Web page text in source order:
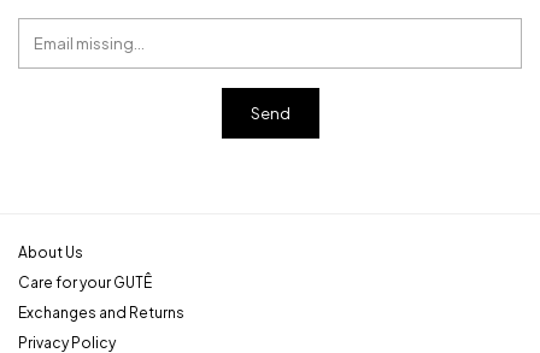
About Us
Care for your GUTÊ
Exchanges and Returns
Privacy Policy